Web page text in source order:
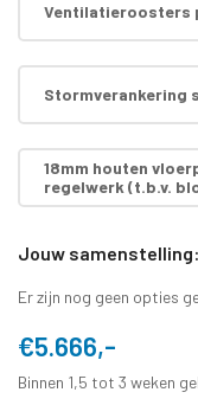
Ventilatieroosters
Stormverankering
18mm houten
regelwerk (t.b.v.
Jouw samenstelling:
Er zijn nog geen opties
€5.666,-
Binnen 1,5 tot 3 weken